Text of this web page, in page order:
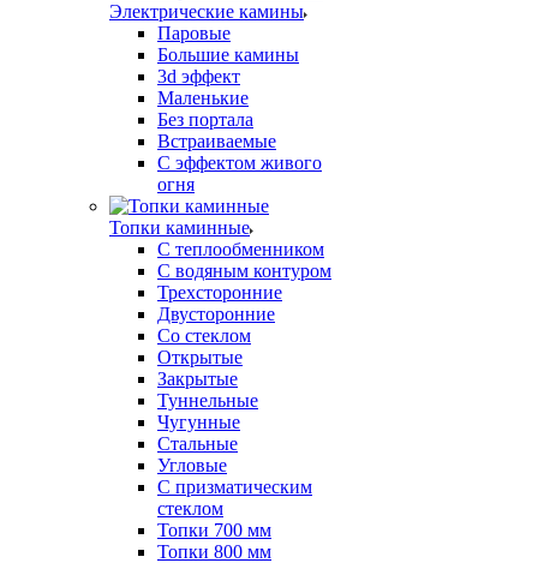
Электрические камины
Паровые
Большие камины
3d эффект
Маленькие
Без портала
Встраиваемые
С эффектом живого
огня
Топки каминные
С теплообменником
С водяным контуром
Трехсторонние
Двусторонние
Со стеклом
Открытые
Закрытые
Туннельные
Чугунные
Стальные
Угловые
С призматическим
стеклом
Топки 700 мм
Топки 800 мм